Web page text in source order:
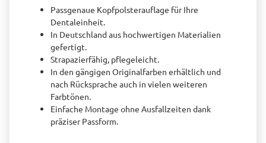
Passgenaue Kopfpolsterauflage für Ihre
Dentaleinheit.
In Deutschland aus hochwertigen Materialien
gefertigt.
Strapazierfähig, pflegeleicht.
In den gängigen Originalfarben erhältlich und
nach Rücksprache auch in vielen weiteren
Farbtönen.
Einfache Montage ohne Ausfallzeiten dank
präziser Passform.